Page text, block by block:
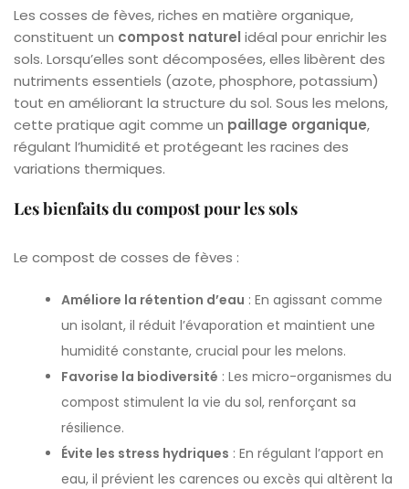
Les cosses de fèves, riches en matière organique,
constituent un compost naturel idéal pour enrichir les
sols. Lorsqu’elles sont décomposées, elles libèrent des
nutriments essentiels (azote, phosphore, potassium)
tout en améliorant la structure du sol. Sous les melons,
cette pratique agit comme un paillage organique,
régulant l’humidité et protégeant les racines des
variations thermiques.
Les bienfaits du compost pour les sols
Le compost de cosses de fèves :
Améliore la rétention d’eau : En agissant comme
un isolant, il réduit l’évaporation et maintient une
humidité constante, crucial pour les melons.
Favorise la biodiversité : Les micro-organismes du
compost stimulent la vie du sol, renforçant sa
résilience.
Évite les stress hydriques : En régulant l’apport en
eau, il prévient les carences ou excès qui altèrent la